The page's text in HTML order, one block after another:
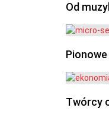
Od
Twórcy